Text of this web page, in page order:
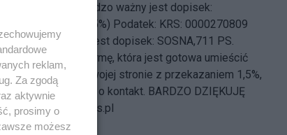
Polska S.A. Bardzo ważny jest dopisek:
SOSNA,711 (1,5%) Podatek: KRS: 0000270809
Bardzo ważny jest dopisek: SOSNA,711 PS.
Jeżeli znacie firmę, która jest gotowa umieścić
mój baner na swojej stronie z przekazaniem 1,5%,
również proszę o kontakt. BARDZO DZIĘKUJĘ
http://lukasz.sos.pl
reklam,
Za zgodą
aktywnie
prosimy o
możesz